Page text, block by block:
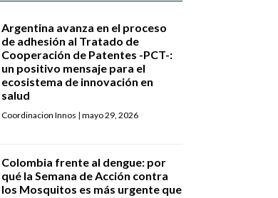
Argentina avanza en el proceso
de adhesión al Tratado de
Cooperación de Patentes -PCT-:
un positivo mensaje para el
ecosistema de innovación en
salud
Coordinacion Innos | mayo 29, 2026
Colombia frente al dengue: por
qué la Semana de Acción contra
los Mosquitos es más urgente que